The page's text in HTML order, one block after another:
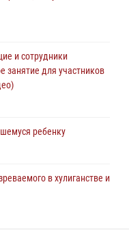
в краже из
и сотрудники
занятие для участников
ребенку
в хулиганстве и